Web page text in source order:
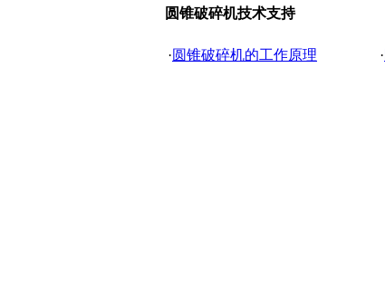
圆锥破碎机技术支持
·圆锥破碎机的工作原理 ·